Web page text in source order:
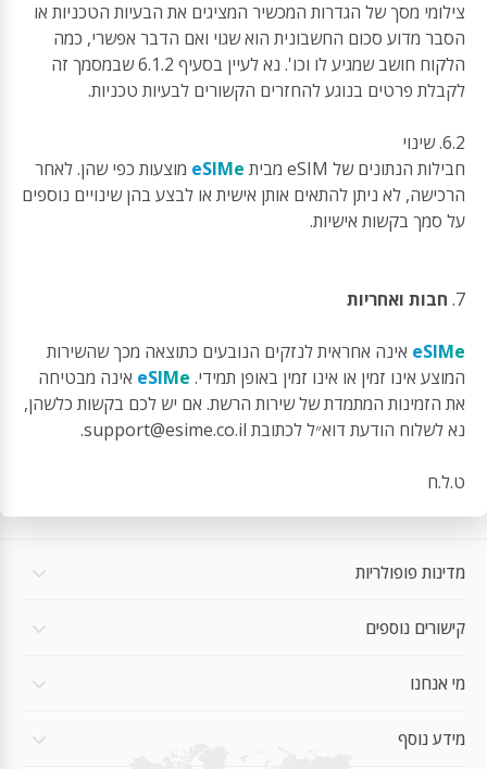
צילומי מסך של הגדרות המכשיר המציגים את הבעיות הטכניות או
הסבר מדוע סכום החשבונית הוא שגוי ואם הדבר אפשרי, כמה
הלקוח חושב שמגיע לו וכו'. נא לעיין בסעיף 6.1.2 שבמסמך זה
לקבלת פרטים בנוגע להחזרים הקשורים לבעיות טכניות.
6.2. שינוי
חבילות הנתונים של eSIM מבית
eSIMe מוצעות כפי שהן. לאחר
הרכישה, לא ניתן להתאים אותן אישית או לבצע בהן שינויים נוספים
על סמך בקשות אישיות.
7. חבות ואחריות
eSIMe אינה אחראית לנזקים הנובעים כתוצאה מכך שהשירות
המוצע אינו זמין או אינו זמין באופן תמידי. eSIMe אינה מבטיחה
את הזמינות המתמדת של שירות הרשת. אם יש לכם בקשות כלשהן,
נא לשלוח הודעת דוא״ל לכתובת support@esime.co.il
.
ט.ל.ח
מדינות פופולריות
קישורים נוספים
מי אנחנו
מידע נוסף